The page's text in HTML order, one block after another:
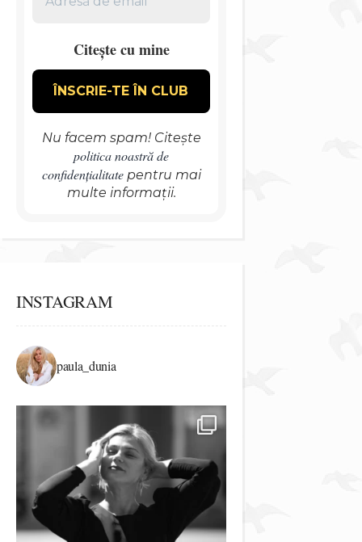
Citește cu mine
Nu facem spam! Citește
politica noastră de
confidențialitatepentru mai
multe informații.
INSTAGRAM
paula_dunia